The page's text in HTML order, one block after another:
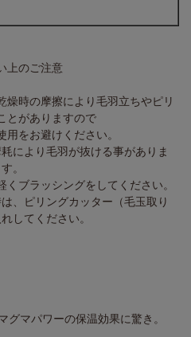
上のご注意
燥時の摩擦により毛羽立ちやピリ
とがありますので
用をお避けください。
により毛羽が抜ける事がありま
す。
くブラッシングをしてください。
、ピリングカッター（毛玉取り
してください。
グマパワーの保温効果に驚き。